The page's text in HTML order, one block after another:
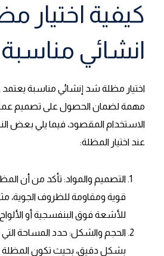
كيفية اختيار
انشائي مناسبة
اختيار مظلة شد إنشائي مناسبة
مهمة لضمان الحصول على تصميم
الاستخدام المقصود، فيما يلي بعض
عند اختيار المظلة:
التصميم والمواد: تأكد من أن
قوية ومقاومة للظروف الجوية،
للأشعة فوق البنفسجية أو
الحجم والشكل: حدد المساحة التي
بشكل دقيق، بحيث تكون المظلة